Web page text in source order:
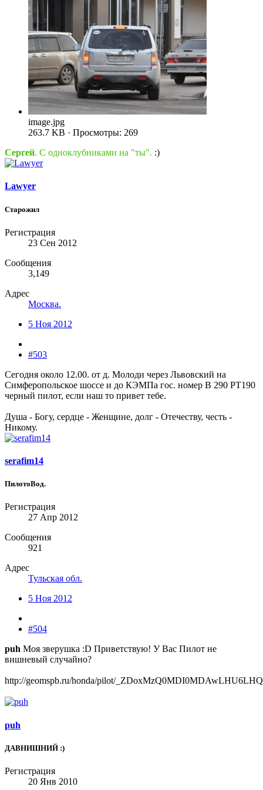
image.jpg
263.7 KB · Просмотры: 269
Сергей. С одноклубниками на "ты". :)
Lawyer
Старожил
Регистрация
23 Сен 2012
Сообщения
3,149
Адрес
Mocква.
5 Ноя 2012
#503
Сегодня около 12.00. от д. Молоди через Львовский на
Симферопольское шоссе и до КЭМПа гос. номер В 290 РТ190
черный пилот, если наш то привет тебе.
Душа - Богу, сердце - Женщине, долг - Отечеству, честь -
Никому.
serafim14
ПилотоВод.
Регистрация
27 Апр 2012
Сообщения
921
Адрес
Тульская обл.
5 Ноя 2012
#504
puh Моя зверушка :D Приветствую! У Вас Пилот не
вишневый случайно?
http://geomspb.ru/honda/pilot/
puh
ДАВНИШНИЙ :)
Регистрация
20 Янв 2010